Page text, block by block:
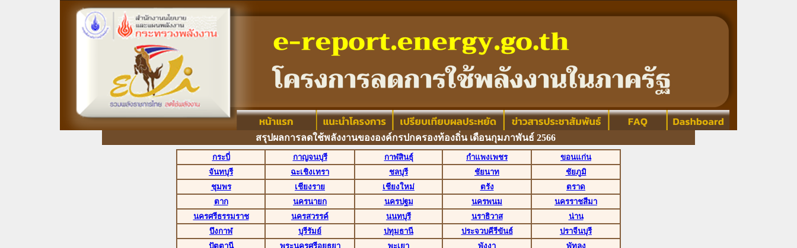
สรุปผลการลดใช้พลังงานขององค์กรปกครองท้องถิ่น เดือนกุมภาพันธ์ 2566
กระบี่ กาญจนบุรี กาฬสินธุ์ กำแพงเพชร
ขอนแก่น
จันทบุรี
ฉะเชิงเทรา ชลบุรี ชัยนาท
ชัยภูมิ
ชุมพร
เชียงราย เชียงใหม่ ตรัง
ตราด
ตาก
นครนายก นครปฐม นครพนม
นครราชสีมา
นครศรีธรรมราช
นครสวรรค์ นนทบุรี นราธิวาส
น่าน
บึงกาฬ
บุรีรัมย์ ปทุมธานี ประจวบคีรีขันธ์
ปราจีนบุรี
ปัตตานี
พระนครศรีอยุธยา พะเยา พังงา
พัทลุง